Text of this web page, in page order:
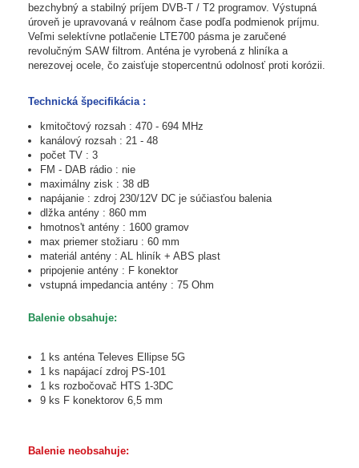
bezchybný a stabilný príjem DVB-T / T2 programov. Výstupná
úroveň je upravovaná v reálnom čase podľa podmienok príjmu.
Veľmi selektívne potlačenie LTE700 pásma je zaručené
revolučným SAW filtrom Anténa je vyrobená z hliníka a
nerezovej ocele, čo zaisťuje stopercentnú odolnosť proti korózii
Technická špecifikácia :
kmitočtový rozsah : 470 - 694 MHz
kanálový rozsah : 21 - 48
počet TV : 3
FM - DAB rádio : nie
maximálny zisk : 38 dB
napájanie : zdroj 230/12V DC je súčiasťou balenia
dlžka antény : 860 mm
hmotnos't antény : 1600 gramov
max priemer stožiaru : 60 mm
materiál antény : AL hliník + ABS plast
pripojenie antény : F konektor
vstupná impedancia antény : 75 Ohm
Balenie obsahuje:
1 ks anténa Televes Ellipse 5G
1 ks napájací zdroj PS-101
1 ks rozbočovač HTS 1-3DC
9 ks F konektorov 6,5 mm
Balenie neobsahuje: